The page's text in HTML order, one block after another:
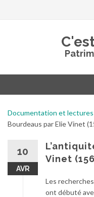
contenu
Documentation et lectures
Bourdeaus par Elie Vinet
10
AVR
Vinet
Les
ont débuté